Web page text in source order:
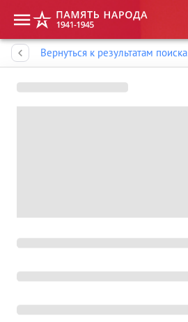
Вернуться к результатам поиска
Память народа